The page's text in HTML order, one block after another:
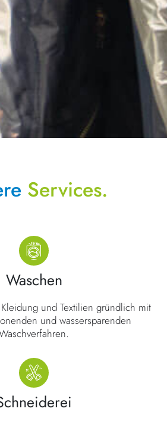
Services.
Waschen
und Textilien gründlich mit
und wassersparenden